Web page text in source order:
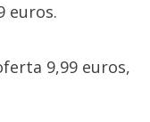
euros.
9,99 euros,